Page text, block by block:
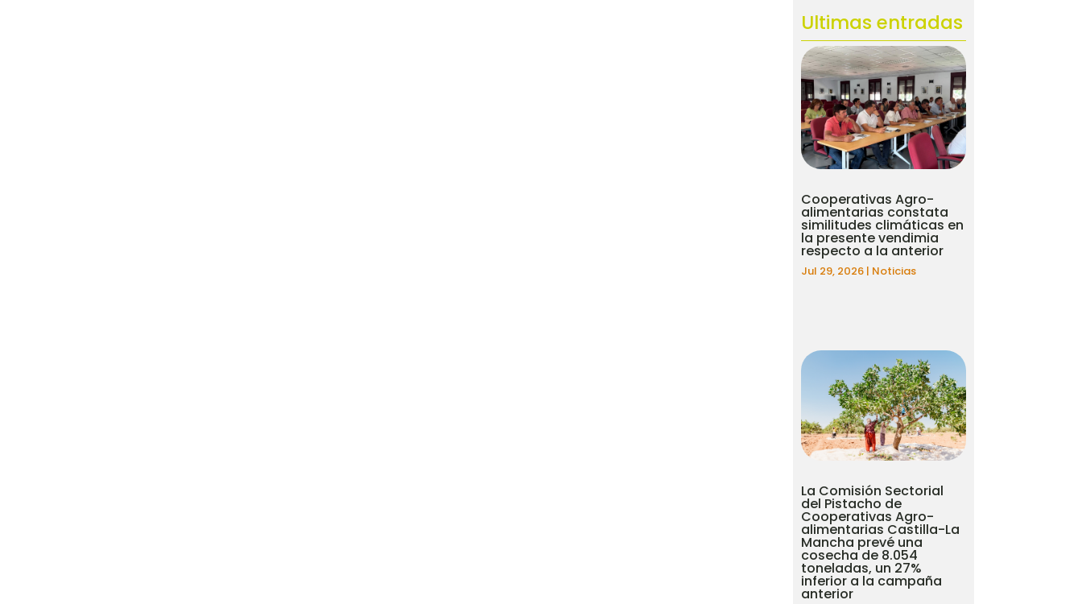
Ultimas entradas
Cooperativas Agro-
alimentarias constata
similitudes climáticas en
la presente vendimia
respecto a la anterior
Jul 29, 2026 | Noticias
La Comisión Sectorial
del Pistacho de
Cooperativas Agro-
alimentarias Castilla-La
Mancha prevé una
cosecha de 8.054
toneladas, un 27%
inferior a la campaña
anterior